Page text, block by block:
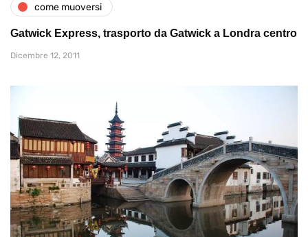
come muoversi
Gatwick Express, trasporto da Gatwick a Londra centro
Dicembre 12, 2011